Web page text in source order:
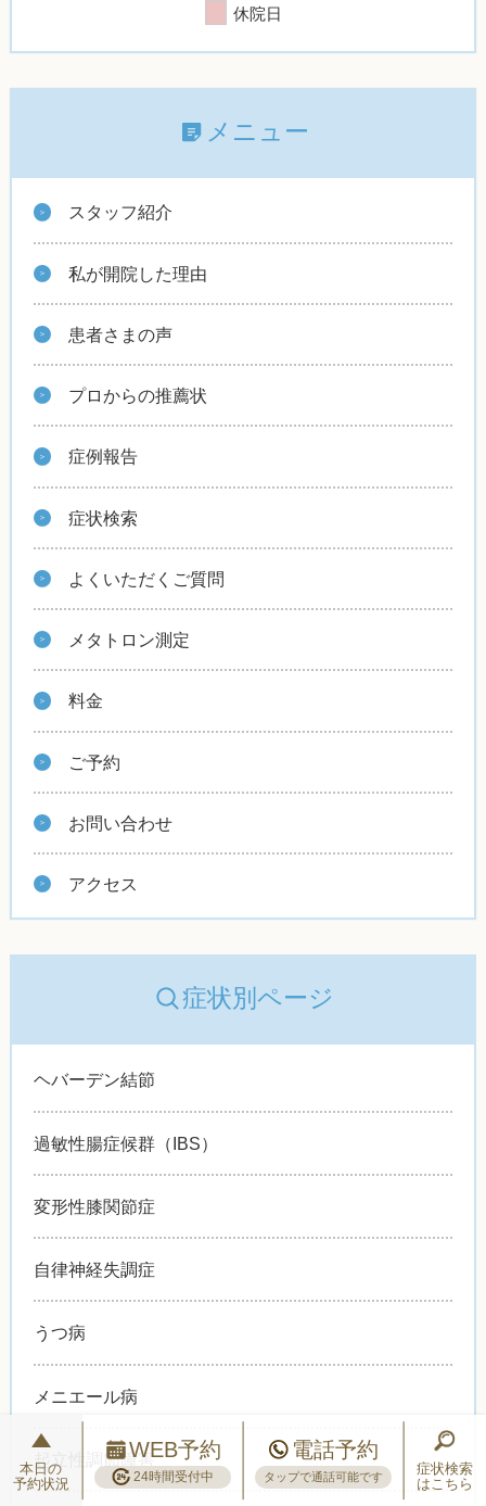
休院日
メニュー
スタッフ紹介
私が開院した理由
患者さまの声
プロからの推薦状
症例報告
症状検索
よくいただくご質問
メタトロン測定
料金
ご予約
お問い合わせ
アクセス
症状別ページ
ヘバーデン結節
過敏性腸症候群（IBS）
変形性膝関節症
自律神経失調症
うつ病
メニエール病
起立性調節障害
本日の
予約状況
WEB予約
24時間受付中
電話予約
タップで通話可能です
症状検索
はこちら